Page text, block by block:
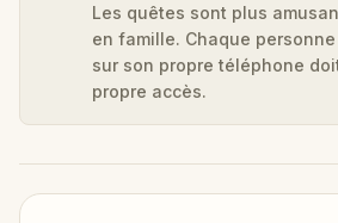
Les quêtes sont plus
en famille. Chaque
sur son propre téléphone
propre accès.